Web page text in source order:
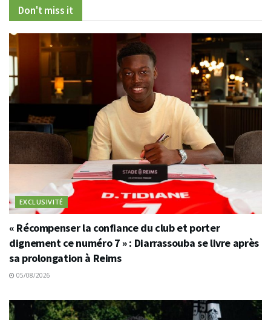
Don't miss it
EXCLUSIVITÉ
« Récompenser la confiance du club et porter
dignement ce numéro 7 » : Diarrassouba se livre après
sa prolongation à Reims
05/08/2026